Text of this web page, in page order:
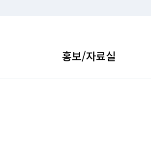
홍보/자료실